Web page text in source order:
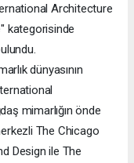
Architecture
kategorisinde
dünyasının
mimarlığın önde
The Chicago
Design ile The